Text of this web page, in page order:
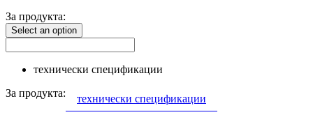
За продукта:
Select an option
технически спецификации
За продукта:
технически спецификации